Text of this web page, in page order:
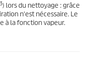
3) lors du nettoyage : grâce
n'est nécessaire. Le
à la fonction vapeur.